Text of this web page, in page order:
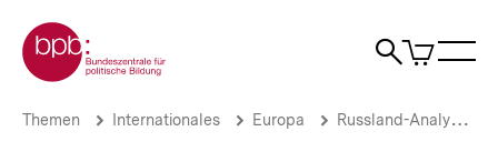
zum
Seiteninhalt
springen
Zur Startseite der bpb
Suche
Artikel
im
Notizen
Brotkrümelnavigation
Pfadnavigation
Themen Internationales Europa Russland-Analysen